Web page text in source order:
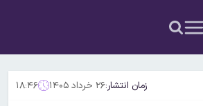
زمان انتشار:۲۶ خرداد ۱۴۰۵ ۱۸:۴۶